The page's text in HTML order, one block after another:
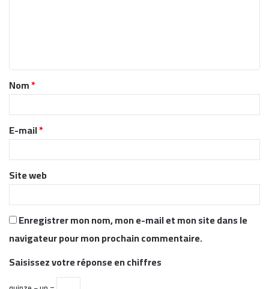
t
a
r
e
*
Nom*
E-mail*
Site web
Enregistrer mon nom, mon e-mail et mon site dans le
navigateur pour mon prochain commentaire.
Saisissez votre réponse en chiffres